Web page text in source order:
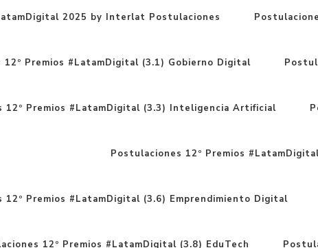
2025 by Interlat Postulaciones
12º Premios #LatamDigital (3.1) Gobierno Digital
12º Premios #LatamDigital (3.3) Inteligencia Artificial
Postulaciones 12º Premios
12º Premios #LatamDigital (3.6) Emprendimiento Digital
12º Premios #LatamDigital (3.8) EduTech